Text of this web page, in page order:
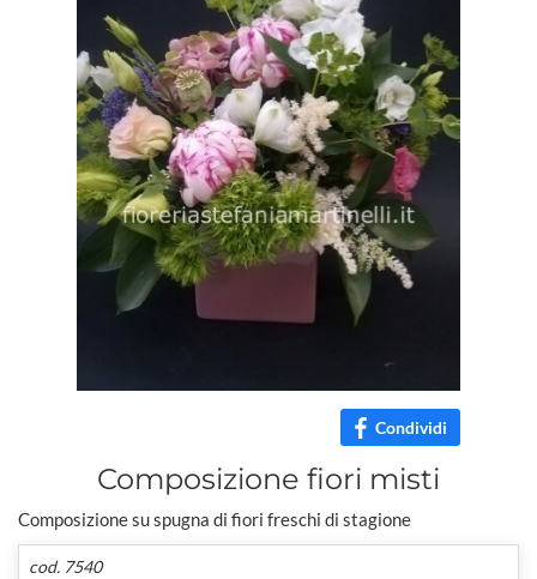
Condividi
Composizione fiori misti
Composizione su spugna di fiori freschi di stagione
cod. 7540